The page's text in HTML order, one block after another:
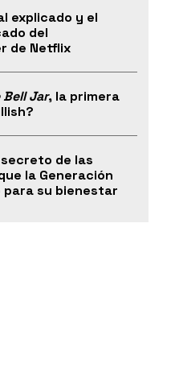
explicado y el
del
de Netflix
Bell Jar, la primera
de las
la Generación
su bienestar